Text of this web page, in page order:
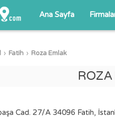
Ana Sayfa
Fatih Roza Emlak
Cad. 27/A 34096 Fatih,